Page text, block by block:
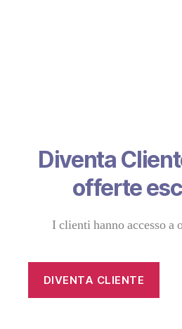
Diventa
offerte
I clienti hanno accesso a
DIVENTA CLIENTE